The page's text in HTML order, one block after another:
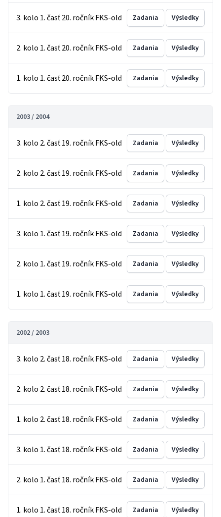
3. kolo 1. časť 20. ročník FKS-old Zadania Výsledky
2. kolo 1. časť 20. ročník FKS-old Zadania Výsledky
1. kolo 1. časť 20. ročník FKS-old Zadania Výsledky
2003 / 2004
3. kolo 2. časť 19. ročník FKS-old Zadania Výsledky
2. kolo 2. časť 19. ročník FKS-old Zadania Výsledky
1. kolo 2. časť 19. ročník FKS-old Zadania Výsledky
3. kolo 1. časť 19. ročník FKS-old Zadania Výsledky
2. kolo 1. časť 19. ročník FKS-old Zadania Výsledky
1. kolo 1. časť 19. ročník FKS-old Zadania Výsledky
2002 / 2003
3. kolo 2. časť 18. ročník FKS-old Zadania Výsledky
2. kolo 2. časť 18. ročník FKS-old Zadania Výsledky
1. kolo 2. časť 18. ročník FKS-old Zadania Výsledky
3. kolo 1. časť 18. ročník FKS-old Zadania Výsledky
2. kolo 1. časť 18. ročník FKS-old Zadania Výsledky
1. kolo 1. časť 18. ročník FKS-old Zadania Výsledky